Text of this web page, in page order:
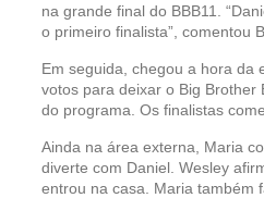
na grande final do BBB11.
o primeiro finalista”, comentou
Em seguida, chegou a hora da
votos para deixar o Big
do programa. Os finalistas
Ainda na área externa, Maria
diverte com Daniel. Wesley
entrou na casa. Maria também